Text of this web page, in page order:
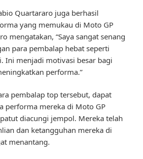
Quartararo juga berhasil
yang memukau di Moto GP
mengatakan, “Saya sangat senang
para pembalap hebat seperti
Ini menjadi motivasi besar bagi
performa.”
pembalap top tersebut, dapat
performa mereka di Moto GP
diacungi jempol. Mereka telah
dan ketangguhan mereka di
menantang.